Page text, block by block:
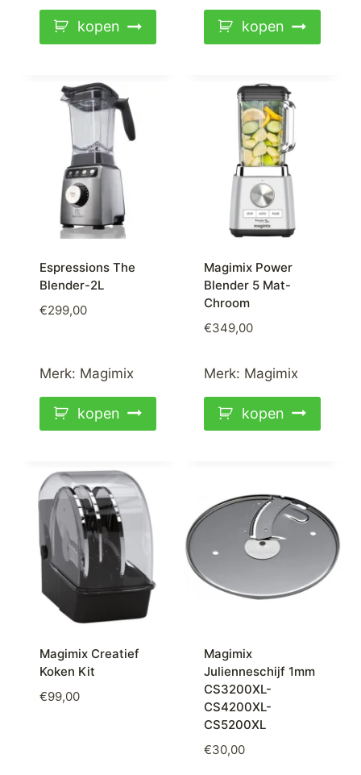
kopen kopen
Espressions The
Blender-2L
€299,00
Merk: Magimix
kopen
Magimix Power
Blender 5 Mat-
Chroom
€349,00
Merk: Magimix
kopen
Magimix Creatief
Koken Kit
€99,00
Magimix
Julienneschijf 1mm
CS3200XL-
CS4200XL-
CS5200XL
€30,00